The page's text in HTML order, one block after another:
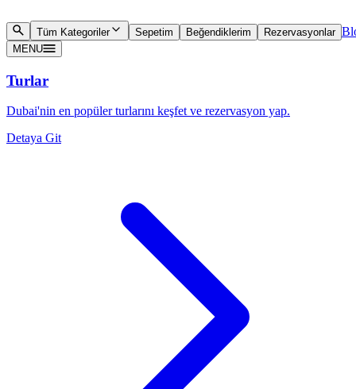
Tüm Kategoriler Sepetim Beğendiklerim Rezervasyonlar
MENU
Turlar
Dubai'nin en popüler turlarını keşfet ve rezervasyon yap.
Detaya Git